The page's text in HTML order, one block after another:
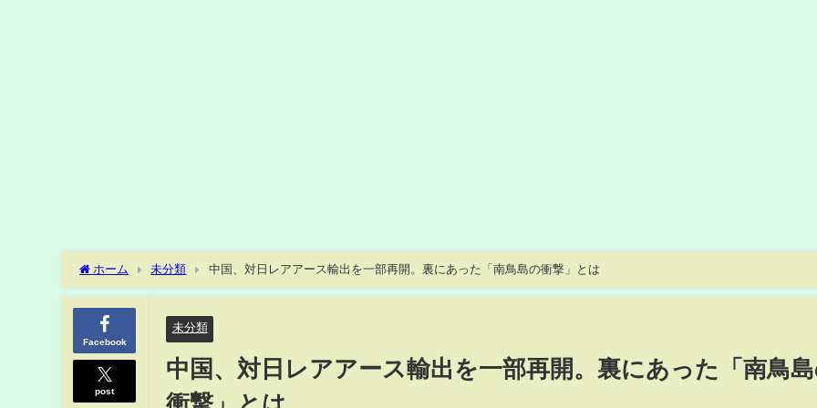
ホーム 未分類 中国、対日レアアース輸出を一部再開。裏にあった「南鳥島の衝撃」とは
Facebook
post
未分類
中国、対日レアアース輸出を一部再開。裏にあった「南鳥
衝撃」とは